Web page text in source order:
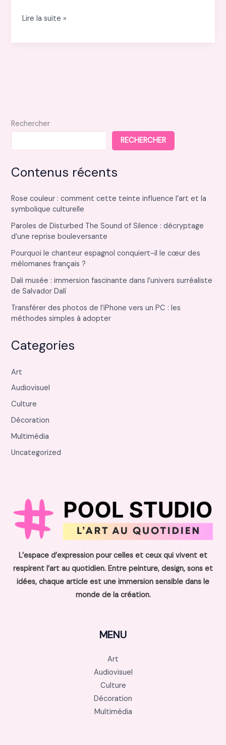
Canapé
center :
pour
salon
Lire la suite »
Rechercher
RECHERCHER
Contenus récents
Rose couleur : comment cette teinte influence l’art et la
symbolique culturelle
Paroles de Disturbed The Sound of Silence : décryptage
d’une reprise bouleversante
Pourquoi le chanteur espagnol conquiert-il le cœur des
mélomanes français ?
Dali musée : immersion fascinante dans l’univers surréaliste
de Salvador Dalí
Transférer des photos de l’iPhone vers un PC : les
méthodes simples à adopter
Categories
Art
Audiovisuel
Culture
Décoration
Multimédia
Uncategorized
L’espace d’expression pour celles et ceux qui vivent et
respirent l’art au quotidien. Entre peinture, design, sons et
idées, chaque article est une immersion sensible dans le
monde de la création.
MENU
Art
Audiovisuel
Culture
Décoration
Multimédia